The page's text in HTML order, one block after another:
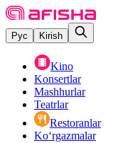
Рус Kirish
Kino
Konsertlar
Mashhurlar
Teatrlar
Restoranlar
Ko‘rgazmalar